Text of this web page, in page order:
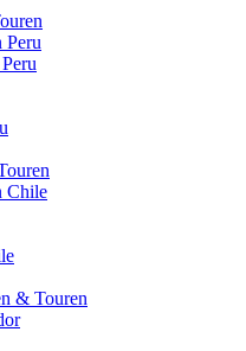
Peru
Chile
& Touren